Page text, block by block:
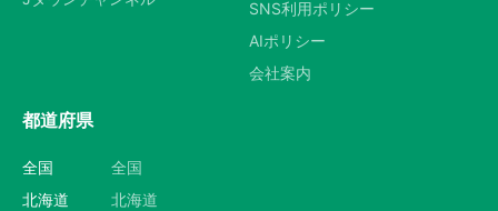
SNS利用ポリシー
AIポリシー
会社案内
都道府県
全国
全国
北海道
北海道